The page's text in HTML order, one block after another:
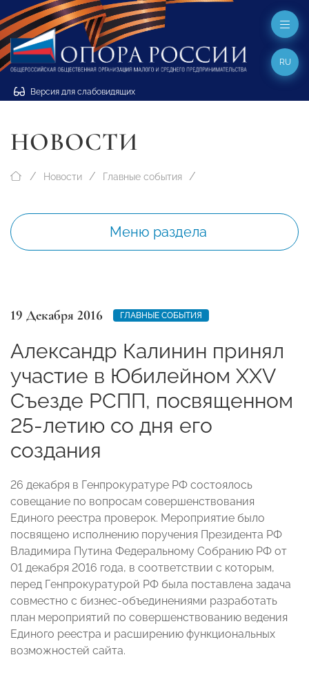
Версия для слабовидящих
RU
НОВОСТИ
Новости Главные события
Меню раздела
19 Декабря 2016 ГЛАВНЫЕ СОБЫТИЯ
Александр Калинин принял
участие в Юбилейном XXV
Съезде РСПП, посвященном
25-летию со дня его
создания
26 декабря в Генпрокуратуре РФ состоялось
совещание по вопросам совершенствования
Единого реестра проверок. Мероприятие было
посвящено исполнению поручения Президента РФ
Владимира Путина Федеральному Собранию РФ от
01 декабря 2016 года, в соответствии с которым,
перед Генпрокуратурой РФ была поставлена задача
совместно с бизнес-объединениями разработать
план мероприятий по совершенствованию ведения
Единого реестра и расширению функциональных
возможностей сайта.